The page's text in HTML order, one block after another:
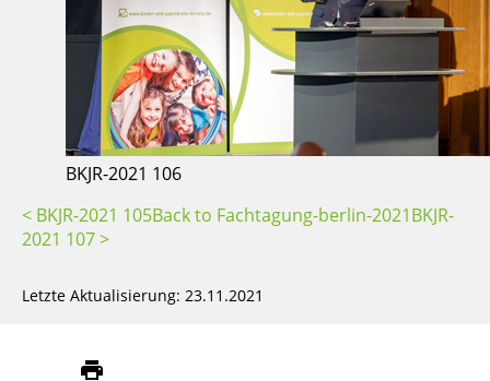
BKJR-2021 106
< BKJR-2021 105Back to Fachtagung-berlin-2021BKJR-
2021 107 >
Letzte Aktualisierung: 23.11.2021